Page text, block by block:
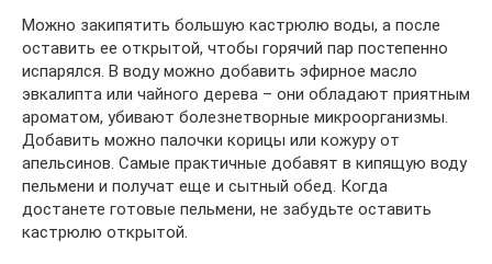
Можно закипятить большую кастрюлю воды, а после
оставить ее открытой, чтобы горячий пар постепенно
испарялся. В воду можно добавить эфирное масло
эвкалипта или чайного дерева – они обладают приятным
ароматом, убивают болезнетворные микроорганизмы.
Добавить можно палочки корицы или кожуру от
апельсинов. Самые практичные добавят в кипящую воду
пельмени и получат еще и сытный обед. Когда
достанете готовые пельмени, не забудьте оставить
кастрюлю открытой.